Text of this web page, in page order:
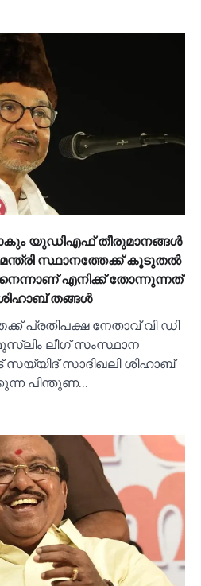
യുഡിഎഫ് തീരുമാനങ്ങള്‍
സ്ഥാനത്തേക്ക് കൂടുതല്‍
എനിക്ക് തോന്നുന്നത്
ശിഹാബ് തങ്ങള്‍
പ്രതിപക്ഷ നേതാവ് വി ഡി
ലീഗ് സംസ്ഥാന
സാദിഖലി ശിഹാബ്
പിന്തുണ…